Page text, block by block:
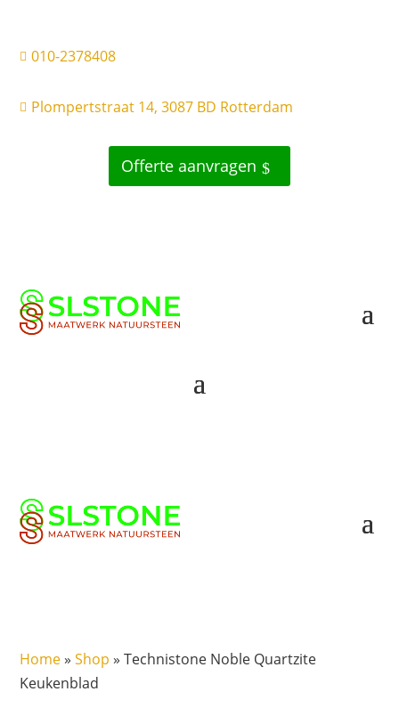
 010-2378408
 Plompertstraat 14, 3087 BD Rotterdam
Offerte aanvragen
Home»Shop »Technistone Noble Quartzite
Keukenblad